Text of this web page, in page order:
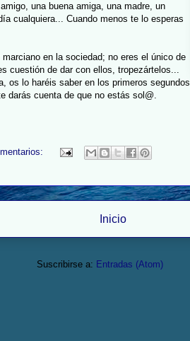
una buena amiga, una madre, un
cualquiera... Cuando menos te lo esperas
en la sociedad; no eres el único de
cuestión de dar con ellos, tropezártelos...
os lo haréis saber en los primeros segundos
darás cuenta de que no estás sol@.
Inicio
Suscribirse a: Entradas (Atom)